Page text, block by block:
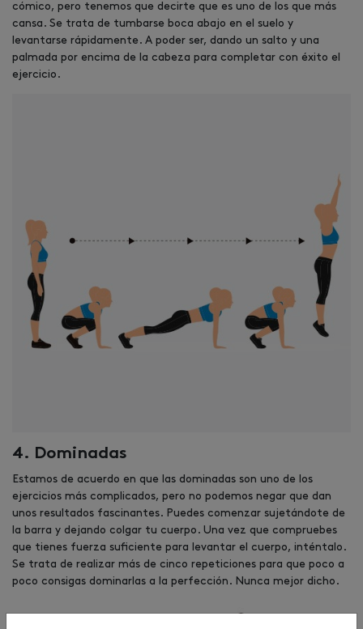
cómico, pero tenemos que decirte que es uno de los que más
cansa. Se trata de tumbarse boca abajo en el suelo y
levantarse rápidamente. A poder ser, dando un salto y una
palmada por encima de la cabeza para completar con éxito el
ejercicio.
4. Dominadas
Estamos de acuerdo en que las dominadas son uno de los
ejercicios más complicados, pero no podemos negar que dan
unos resultados fascinantes. Puedes comenzar sujetándote de
la barra y dejando colgar tu cuerpo. Una vez que compruebes
que tienes fuerza suficiente para levantar el cuerpo, inténtalo.
Se trata de realizar más de cinco repeticiones para que poco a
poco consigas dominarlas a la perfección. Nunca mejor dicho.